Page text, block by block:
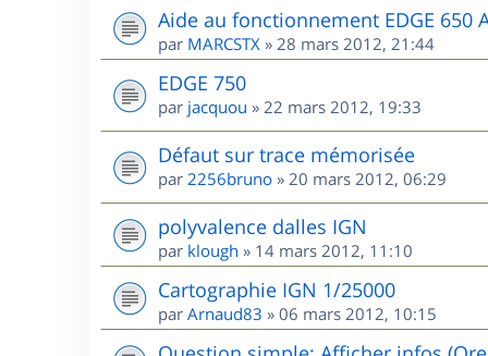
Aide au fonctionnement EDGE 650
par MARCSTX » 28 mars 2012, 21:44
EDGE 750
par jacquou » 22 mars 2012, 19:33
Défaut sur trace mémorisée
par 2256bruno » 20 mars 2012, 06:29
polyvalence dalles IGN
par klough » 14 mars 2012, 11:10
Cartographie IGN 1/25000
par Arnaud83 » 06 mars 2012, 10:15